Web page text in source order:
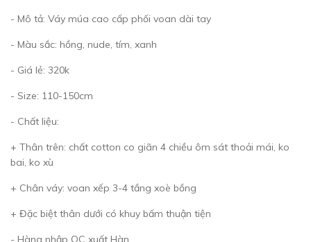
- Mô tả: Váy múa cao cấp phối voan dài tay
- Màu sắc: hồng, nude, tím, xanh
- Giá lẻ: 320k
- Size: 110-150cm
- Chất liệu:
+ Thân trên: chất cotton co giãn 4 chiều ôm sát thoải mái, ko
bai, ko xù
+ Chân váy: voan xếp 3-4 tầng xoè bồng
+ Đặc biệt thân dưới có khuy bấm thuận tiện
- Hàng nhập QC xuất Hàn